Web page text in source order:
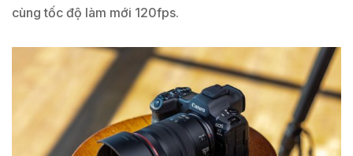
cùng tốc độ làm mới 120fps.